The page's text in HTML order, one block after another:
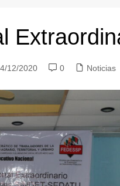
12/2020 0 Noticias